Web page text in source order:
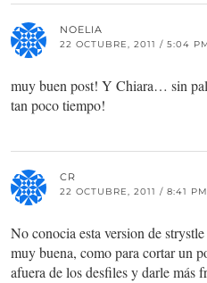
NOELIA
22 OCTUBRE, 2011 / 5:04
muy buen post! Y Chiara… sin
tan poco tiempo!
CR
22 OCTUBRE, 2011 / 8:41 PM
No conocia esta version de
muy buena, como para cortar un
afuera de los desfiles y darle más